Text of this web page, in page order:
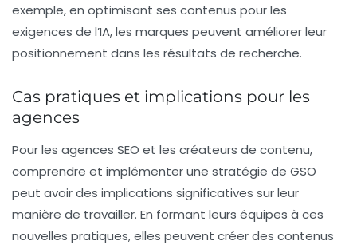
exemple, en optimisant ses contenus pour les
exigences de l’IA, les marques peuvent améliorer leur
positionnement dans les résultats de recherche.
Cas pratiques et implications pour les
agences
Pour les agences SEO et les créateurs de contenu,
comprendre et implémenter une stratégie de GSO
peut avoir des implications significatives sur leur
manière de travailler. En formant leurs équipes à ces
nouvelles pratiques, elles peuvent créer des contenus